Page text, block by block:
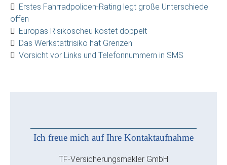
Erstes Fahrradpolicen-Rating legt große Unterschiede
offen
Europas Risikoscheu kostet doppelt
Das Werkstattrisiko hat Grenzen
Vorsicht vor Links und Telefonnummern in SMS
Ich freue mich auf Ihre Kontaktaufnahme
TF-Versicherungsmakler GmbH